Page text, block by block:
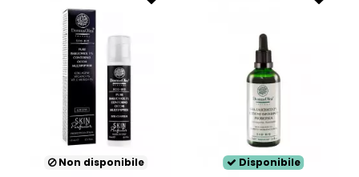
Non disponibile
Disponibile